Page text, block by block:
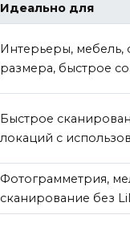
Идеально для
Интерьеры, мебель,
размера, быстрое
Быстрое
локаций с
Фотограмметрия,
сканирование без